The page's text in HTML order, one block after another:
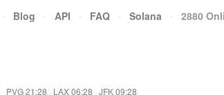
· Blog · API · FAQ · Solana · 2880
· PVG 21:28 · LAX 06:28 · JFK 09:28